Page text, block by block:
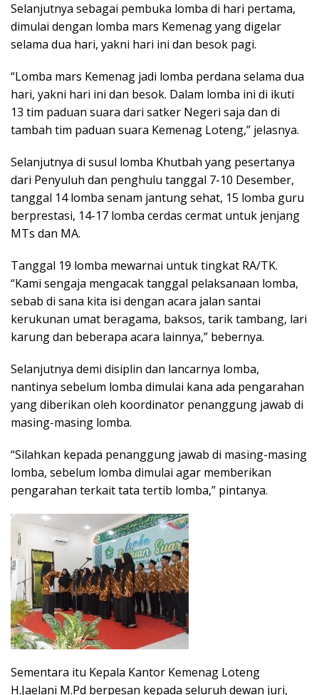
Selanjutnya sebagai pembuka lomba di hari pertama,
dimulai dengan lomba mars Kemenag yang digelar
selama dua hari, yakni hari ini dan besok pagi.
“Lomba mars Kemenag jadi lomba perdana selama dua
hari, yakni hari ini dan besok. Dalam lomba ini di ikuti
13 tim paduan suara dari satker Negeri saja dan di
tambah tim paduan suara Kemenag Loteng,” jelasnya.
Selanjutnya di susul lomba Khutbah yang pesertanya
dari Penyuluh dan penghulu tanggal 7-10 Desember,
tanggal 14 lomba senam jantung sehat, 15 lomba guru
berprestasi, 14-17 lomba cerdas cermat untuk jenjang
MTs dan MA.
Tanggal 19 lomba mewarnai untuk tingkat RA/TK.
“Kami sengaja mengacak tanggal pelaksanaan lomba,
sebab di sana kita isi dengan acara jalan santai
kerukunan umat beragama, baksos, tarik tambang, lari
karung dan beberapa acara lainnya,” bebernya.
Selanjutnya demi disiplin dan lancarnya lomba,
nantinya sebelum lomba dimulai kana ada pengarahan
yang diberikan oleh koordinator penanggung jawab di
masing-masing lomba.
“Silahkan kepada penanggung jawab di masing-masing
lomba, sebelum lomba dimulai agar memberikan
pengarahan terkait tata tertib lomba,” pintanya.
Sementara itu Kepala Kantor Kemenag Loteng
H.Jaelani M.Pd berpesan kepada seluruh dewan juri,